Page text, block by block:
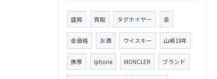
盛岡 買取 タグホイヤー 金
金価格 お酒 ウイスキー 山崎18年
携帯 iphone MONCLER ブランド